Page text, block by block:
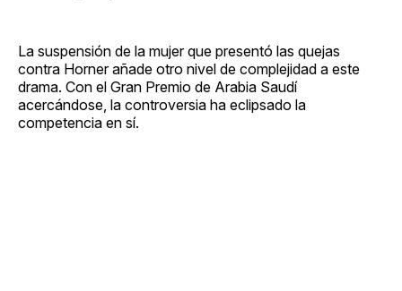
La suspensión de la mujer que presentó las quejas
contra Horner añade otro nivel de complejidad a este
drama. Con el Gran Premio de Arabia Saudí
acercándose, la controversia ha eclipsado la
competencia en sí.